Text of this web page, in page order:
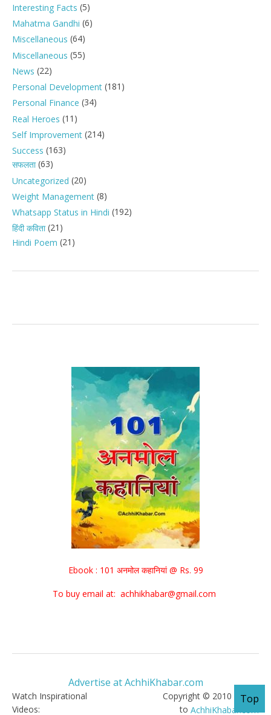
Interesting Facts (5)
Mahatma Gandhi (6)
Miscellaneous (64)
Miscellaneous (55)
News (22)
Personal Development (181)
Personal Finance (34)
Real Heroes (11)
Self Improvement (214)
Success (163)
सफलता(63)
Uncategorized (20)
Weight Management (8)
Whatsapp Status in Hindi (192)
हिंदी कविता(21)
Hindi Poem (21)
Ebook : 101 अनमोल कहानियां @ Rs. 99
To buy email at: achhikhabar@gmail.com
Advertise at AchhiKhabar.com
Watch Inspirational
Videos:
Copyright © 2010 - 2026
to AchhiKhabar.com
Top